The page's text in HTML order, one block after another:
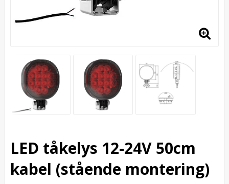
LED tåkelys 12-24V 50cm
kabel (stående montering)